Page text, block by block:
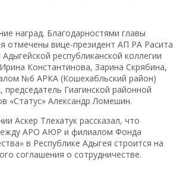
наград. Благодарностями главы
отмечены вице-президент АП РА Расита
республиканской коллегии
Константинова, Зарина Скрябина,
№6 АРКА (Кошехабльский район)
Гиагинской районной
«Статус» Александр Ломешин.
Аскер Тлехатук рассказал, что
АРО АЮР и филиалом Фонда
в Республике Адыгея строится на
соглашения о сотрудничестве.